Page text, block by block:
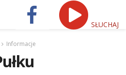
SŁUCHAJ
Informacje